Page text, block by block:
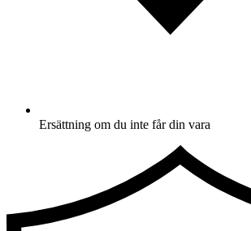
Ersättning om du inte får din vara